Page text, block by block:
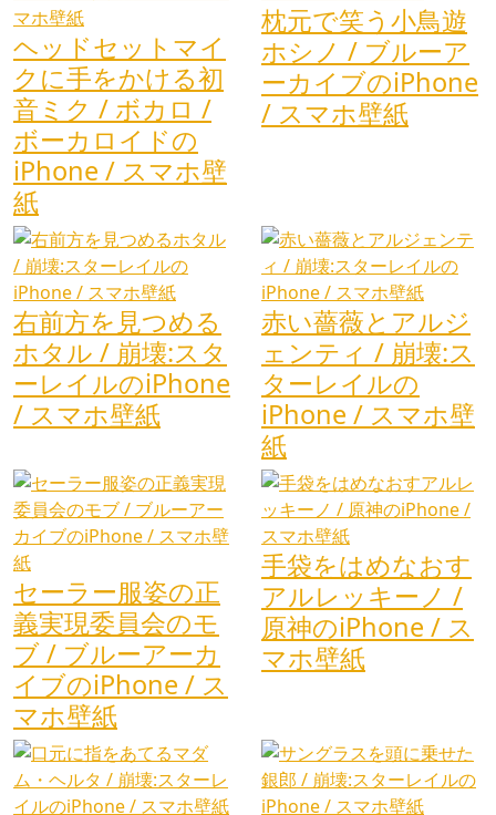
ヘッドセットマイ
クに手をかける初
音ミク / ボカロ /
ボーカロイドの
iPhone / スマホ壁
紙
枕元で笑う小鳥遊
ホシノ / ブルーア
ーカイブのiPhone
/ スマホ壁紙
右前方を見つめる
ホタル / 崩壊:スタ
ーレイルのiPhone
/ スマホ壁紙
赤い薔薇とアルジ
ェンティ / 崩壊:ス
ターレイルの
iPhone / スマホ壁
紙
セーラー服姿の正
義実現委員会のモ
ブ / ブルーアーカ
イブのiPhone / ス
マホ壁紙
手袋をはめなおす
アルレッキーノ /
原神のiPhone / ス
マホ壁紙